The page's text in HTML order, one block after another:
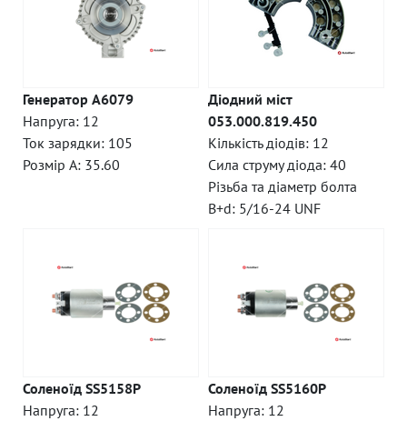
Генератор A6079
Напруга: 12
Ток зарядки: 105
Розмір A: 35.60
Діодний міст
053.000.819.450
Кількість діодів: 12
Сила струму діода: 40
Різьба та діаметр болта
B+d: 5/16-24 UNF
Соленоїд SS5158P
Напруга: 12
Соленоїд SS5160P
Напруга: 12